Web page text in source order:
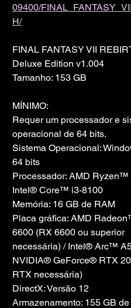
09400/
H/
FINAL FANTASY VII
Deluxe Edition v1.004
Tamanho: 153 GB
MÍNIMO:
Requer um processador e
operacional de 64 bits.
Sistema Operacional:
64 bits
Processador: AMD Ryzen™
Intel® Core™ i3-8100
Memória: 16 GB de RAM
Placa gráfica: AMD
6600 (RX 6600 ou superior
necessária) / Intel® Arc™
NVIDIA® GeForce® RTX
RTX necessária)
DirectX: Versão 12
Armazenamento: 155 GB